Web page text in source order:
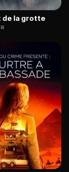
de la grotte